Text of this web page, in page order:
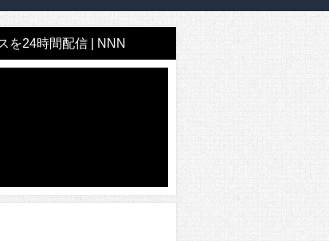
を24時間配信 | NNN